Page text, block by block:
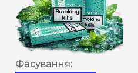
Фасування: